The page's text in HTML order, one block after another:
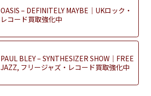
OASIS – DEFINITELY MAYBE｜UKロック・
レコード買取強化中
PAUL BLEY – SYNTHESIZER SHOW｜FREE
JAZZ, フリージャズ・レコード買取強化中